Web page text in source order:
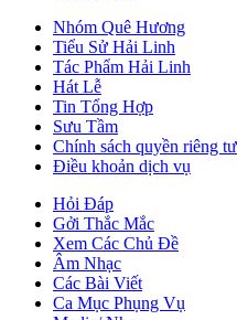
Nhóm Quê Hương
Tiểu Sử Hải Linh
Tác Phẩm Hải Linh
Hát Lễ
Tin Tổng Hợp
Sưu Tầm
Chính sách quyền riêng tư
Điều khoản dịch vụ
Hỏi Đáp
Gởi Thắc Mắc
Xem Các Chủ Đề
Âm Nhạc
Các Bài Viết
Ca Mục Phụng Vụ